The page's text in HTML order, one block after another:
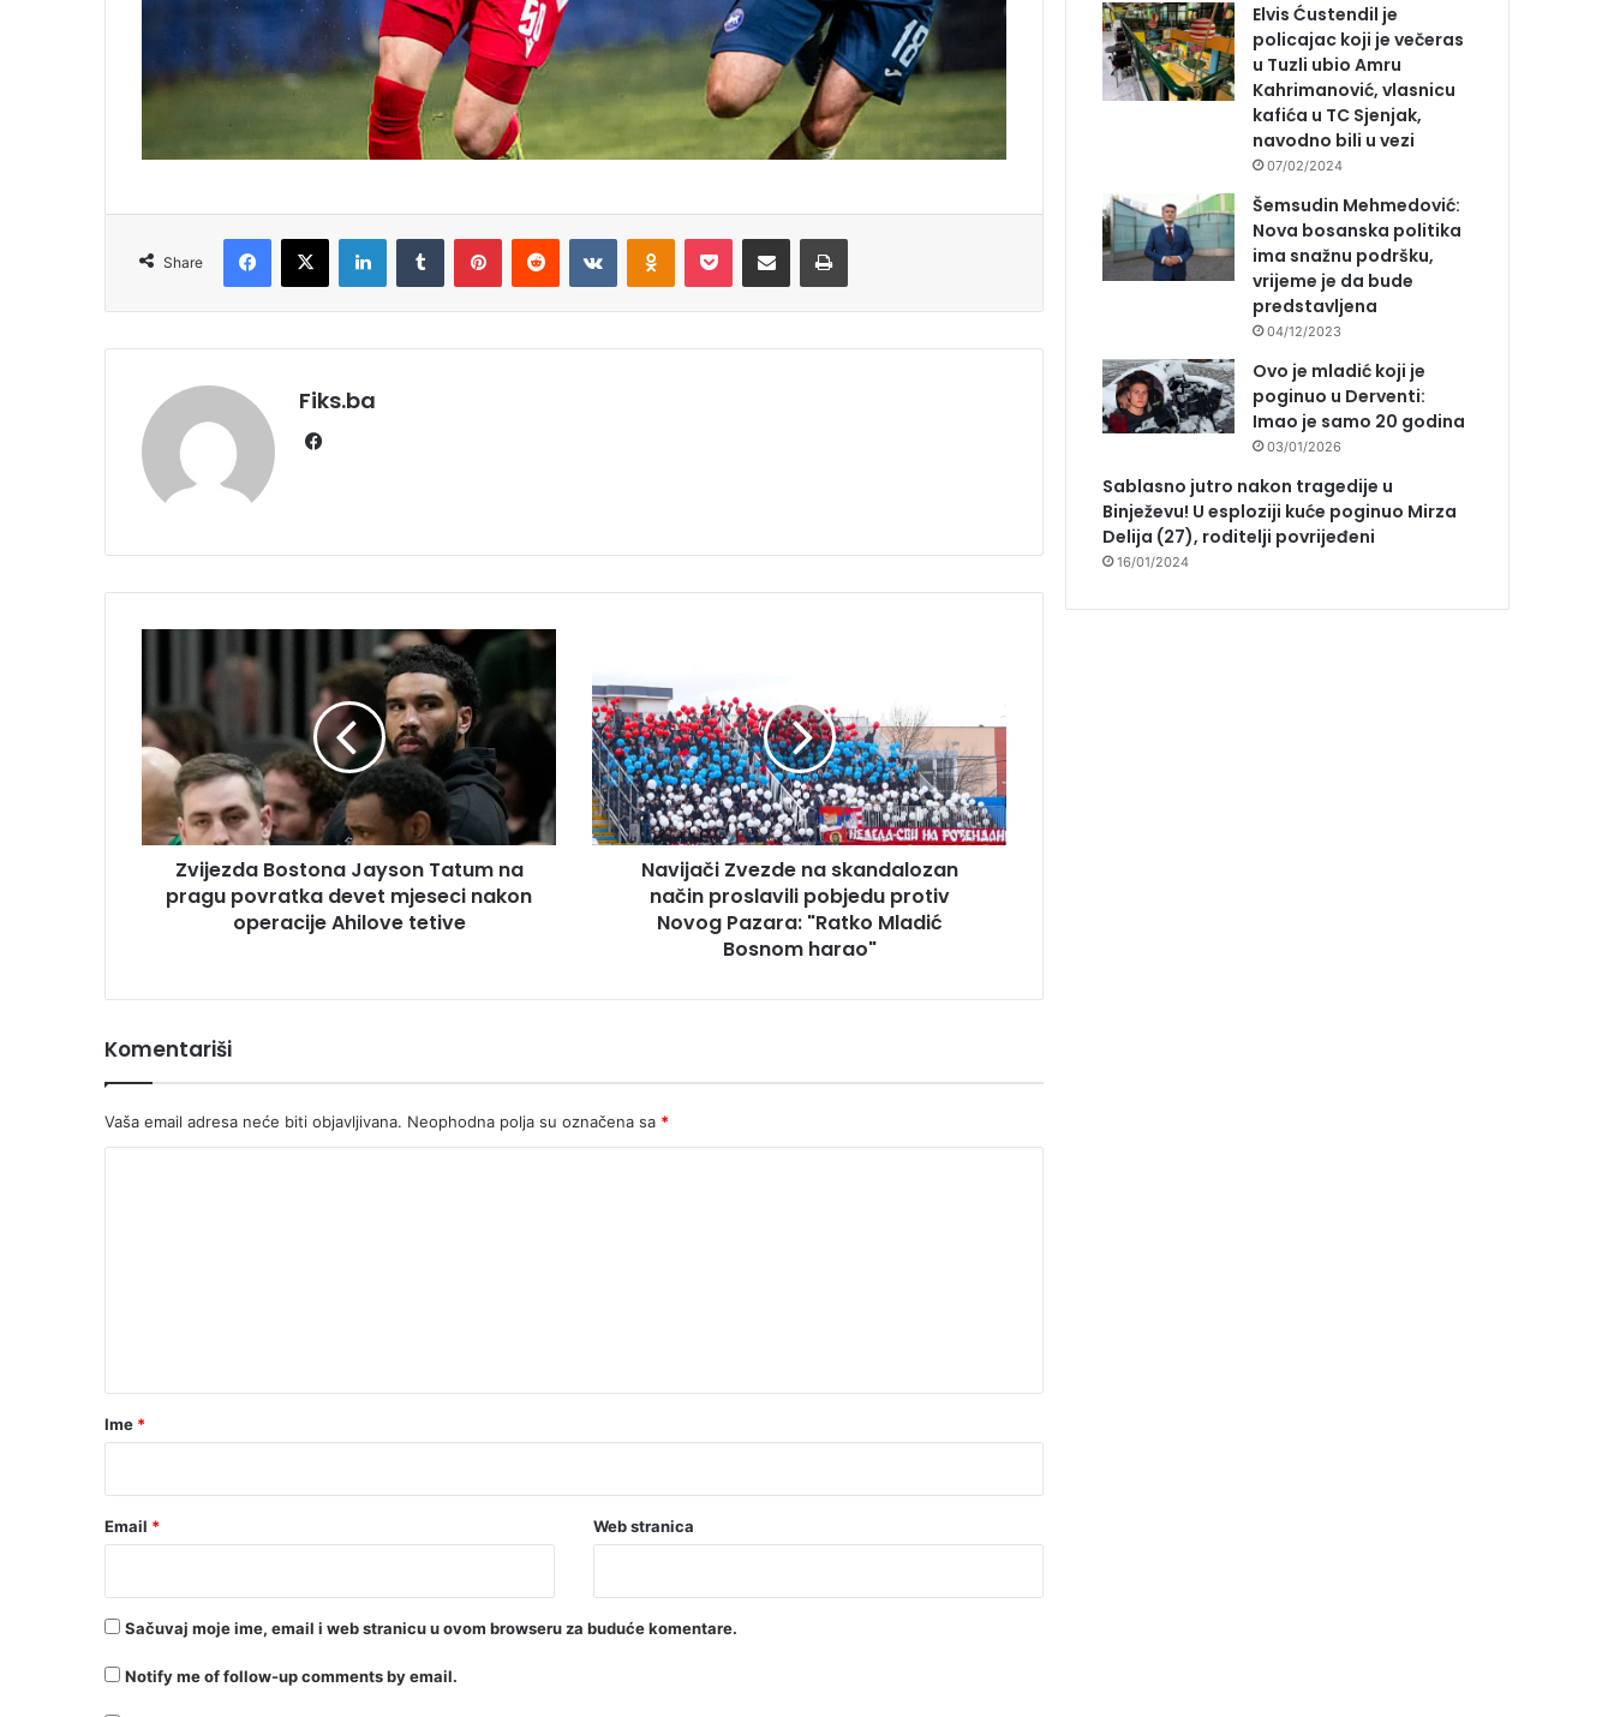
Share
Facebook
X LinkedInTumblr PinterestReddit VKontakteOdnoklassniki
Pocket Share via Email Print
Fiks.ba
Tatum
na
pragu
povratka
devet
mjeseci
nakon
operacije
Zvijezda Bostona Jayson Tatum na
pragu povratka devet mjeseci nakon
operacije Ahilove tetive
na
skandalozan
način
proslavili
pobjedu
protiv
Novog
Pazara:Navijači Zvezde na skandalozan
način proslavili pobjedu protiv
Novog Pazara: "Ratko Mladić
Bosnom harao"
Komentariši
Vaša email adresa neće biti objavljivana. Neophodna polja su označena sa *
rIme *
Email * Web stranica
Sačuvaj moje ime, email i web stranicu u ovom browseru za buduće komentare.
Notify me of follow-up comments by email.
Elvis Ćustendil je
policajac koji je večeras
u Tuzli ubio Amru
Kahrimanović, vlasnicu
kafića u TC Sjenjak,
navodno bili u vezi
07/02/2024
Šemsudin Mehmedović:
Nova bosanska politika
ima snažnu podršku,
vrijeme je da bude
predstavljena
04/12/2023
Ovo je mladić koji je
poginuo u Derventi:
Imao je samo 20 godina
03/01/2026
Sablasno jutro nakon tragedije u
Binježevu! U esploziji kuće poginuo Mirza
Delija (27), roditelji povrijeđeni
16/01/2024